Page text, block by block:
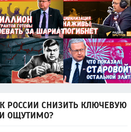
РОССИИ СНИЗИТЬ КЛЮЧЕВУЮ
ОЩУТИМО?